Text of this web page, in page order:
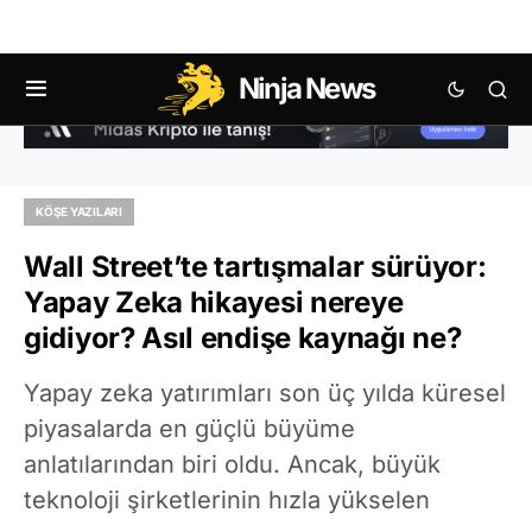
Ninja News
KÖŞE YAZILARI
Wall Street’te tartışmalar sürüyor:
Yapay Zeka hikayesi nereye
gidiyor? Asıl endişe kaynağı ne?
Yapay zeka yatırımları son üç yılda küresel
piyasalarda en güçlü büyüme
anlatılarından biri oldu. Ancak, büyük
teknoloji şirketlerinin hızla yükselen